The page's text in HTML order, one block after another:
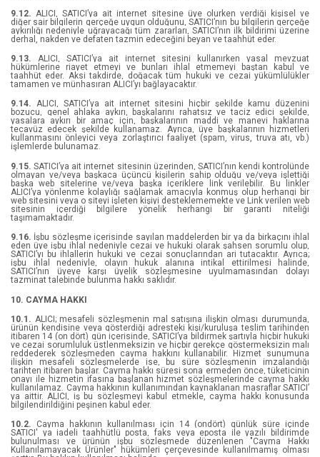
9.12. ALICI, SATICI’ya ait internet sitesine üye olurken verdiği kişisel ve
diğer sair bilgilerin gerçeğe uygun olduğunu, SATICI’nın bu bilgilerin gerçeğe
aykırılığı nedeniyle uğrayacağı tüm zararları, SATICI’nın ilk bildirimi üzerine
derhal, nakden ve defaten tazmin edeceğini beyan ve taahhüt eder.
9.13. ALICI, SATICI’ya ait internet sitesini kullanırken yasal mevzuat
hükümlerine riayet etmeyi ve bunları ihlal etmemeyi baştan kabul ve
taahhüt eder. Aksi takdirde, doğacak tüm hukuki ve cezai yükümlülükler
tamamen ve münhasıran ALICI’yı bağlayacaktır.
9.14. ALICI, SATICI’ya ait internet sitesini hiçbir şekilde kamu düzenini
bozucu, genel ahlaka aykırı, başkalarını rahatsız ve taciz edici şekilde,
yasalara aykırı bir amaç için, başkalarının maddi ve manevi haklarına
tecavüz edecek şekilde kullanamaz. Ayrıca, üye başkalarının hizmetleri
kullanmasını önleyici veya zorlaştırıcı faaliyet (spam, virus, truva atı, vb.)
işlemlerde bulunamaz.
9.15. SATICI’ya ait internet sitesinin üzerinden, SATICI’nın kendi kontrolünde
olmayan ve/veya başkaca üçüncü kişilerin sahip olduğu ve/veya işlettiği
başka web sitelerine ve/veya başka içeriklere link verilebilir. Bu linkler
ALICI’ya yönlenme kolaylığı sağlamak amacıyla konmuş olup herhangi bir
web sitesini veya o siteyi işleten kişiyi desteklememekte ve Link verilen web
sitesinin içerdiği bilgilere yönelik herhangi bir garanti niteliği
taşımamaktadır.
9.16. İşbu sözleşme içerisinde sayılan maddelerden bir ya da birkaçını ihlal
eden üye işbu ihlal nedeniyle cezai ve hukuki olarak şahsen sorumlu olup,
SATICI’yı bu ihlallerin hukuki ve cezai sonuçlarından ari tutacaktır. Ayrıca;
işbu ihlal nedeniyle, olayın hukuk alanına intikal ettirilmesi halinde,
SATICI’nın üyeye karşı üyelik sözleşmesine uyulmamasından dolayı
tazminat talebinde bulunma hakkı saklıdır.
10. CAYMA HAKKI
10.1. ALICI; mesafeli sözleşmenin mal satışına ilişkin olması durumunda,
ürünün kendisine veya gösterdiği adresteki kişi/kuruluşa teslim tarihinden
itibaren 14 (on dört) gün içerisinde, SATICI’ya bildirmek şartıyla hiçbir hukuki
ve cezai sorumluluk üstlenmeksizin ve hiçbir gerekçe göstermeksizin malı
reddederek sözleşmeden cayma hakkını kullanabilir. Hizmet sunumuna
ilişkin mesafeli sözleşmelerde ise, bu süre sözleşmenin imzalandığı
tarihten itibaren başlar. Cayma hakkı süresi sona ermeden önce, tüketicinin
onayı ile hizmetin ifasına başlanan hizmet sözleşmelerinde cayma hakkı
kullanılamaz. Cayma hakkının kullanımından kaynaklanan masraflar SATICI’
ya aittir. ALICI, iş bu sözleşmeyi kabul etmekle, cayma hakkı konusunda
bilgilendirildiğini peşinen kabul eder.
10.2. Cayma hakkının kullanılması için 14 (ondört) günlük süre içinde
SATICI' ya iadeli taahhütlü posta, faks veya eposta ile yazılı bildirimde
bulunulması ve ürünün işbu sözleşmede düzenlenen "Cayma Hakkı
Kullanılamayacak Ürünler" hükümleri çerçevesinde kullanılmamış olması
Achilleas Sirigos
Adora Yağmur
Amy S. Foster
Andrew Kirk
Anna Crowley Redding
Anton Çehov
Arlo Fınch
Aslı Arslan
Ayça G. Derin
Büşra Nur
Caner Yaman
Courtney Carver
Dawn Machell
Dilan Durmaz